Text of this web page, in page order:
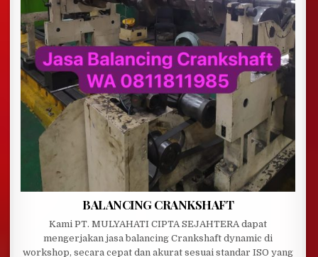
BALANCING CRANKSHAFT
Kami PT. MULYAHATI CIPTA SEJAHTERA dapat
mengerjakan jasa balancing Crankshaft dynamic di
workshop, secara cepat dan akurat sesuai standar ISO yang